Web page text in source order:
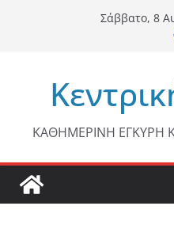
Σάββατο, 8
ΚΑΘΗΜΕΡΙΝΗ ΕΓΚΥΡΗ